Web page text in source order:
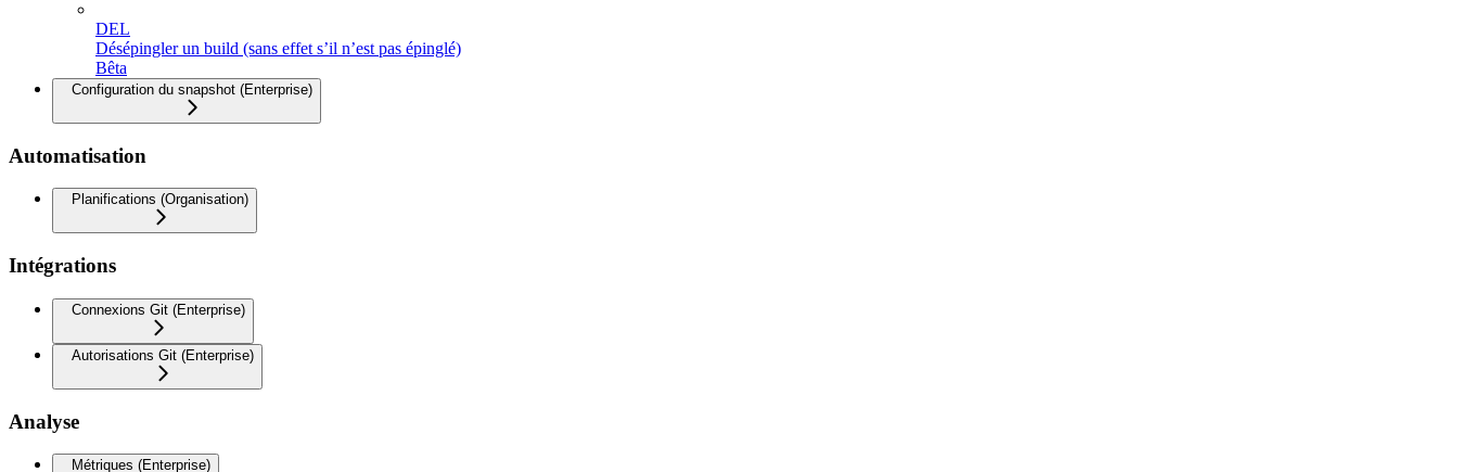
DEL
Désépingler un build (sans effet s’il n’est pas épinglé)
Bêta
Configuration du snapshot (Enterprise)
Automatisation
Planifications (Organisation)
Intégrations
Connexions Git (Enterprise)
Autorisations Git (Enterprise)
Analyse
Métriques (Enterprise)